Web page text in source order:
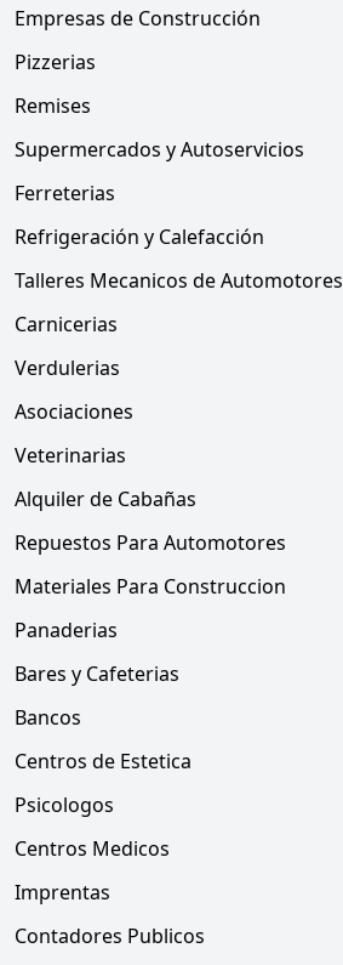
Empresas de Construcción
Pizzerias
Remises
Supermercados y Autoservicios
Ferreterias
Refrigeración y Calefacción
Talleres Mecanicos de Automotores
Carnicerias
Verdulerias
Asociaciones
Veterinarias
Alquiler de Cabañas
Repuestos Para Automotores
Materiales Para Construccion
Panaderias
Bares y Cafeterias
Bancos
Centros de Estetica
Psicologos
Centros Medicos
Imprentas
Contadores Publicos